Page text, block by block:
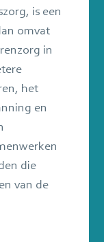
is een
omvat
in
het
en
die
van de